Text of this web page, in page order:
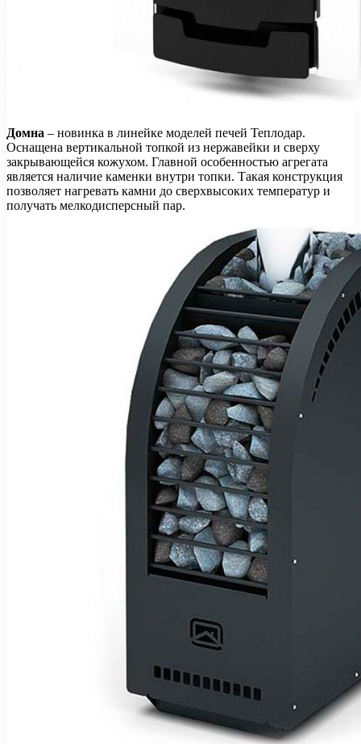
Домна – новинка в линейке моделей печей Теплодар.
Оснащена вертикальной топкой из нержавейки и сверху
закрывающейся кожухом. Главной особенностью агрегата
является наличие каменки внутри топки. Такая конструкция
позволяет нагревать камни до сверхвысоких температур и
получать мелкодисперсный пар.